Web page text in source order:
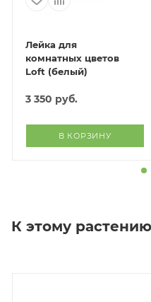
Лейка для
комнатных цветов
Loft (белый)
3 350 руб.
В КОРЗИНУ
К этому